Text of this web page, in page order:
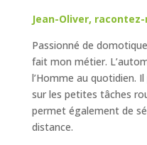
Jean-Oliver,
Passionné de
fait mon métier.
l’Homme au quotidien.
sur les petites tâches
permet également de
distance.